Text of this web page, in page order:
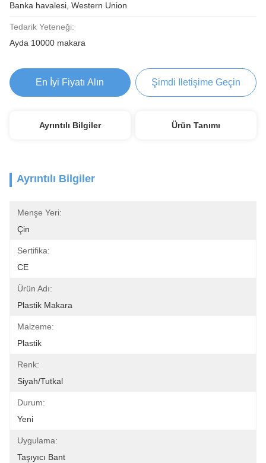
Banka havalesi, Western Union
Tedarik Yeteneği:
Ayda 10000 makara
En İyi Fiyatı Alın Şimdi Iletişime Geçin
Ayrıntılı Bilgiler Ürün Tanımı
Ayrıntılı Bilgiler
Menşe Yeri:
Çin
Sertifika:
CE
Ürün Adı:
Plastik Makara
Malzeme:
Plastik
Renk:
Siyah/Tutkal
Durum:
Yeni
Uygulama:
Taşıyıcı Bant